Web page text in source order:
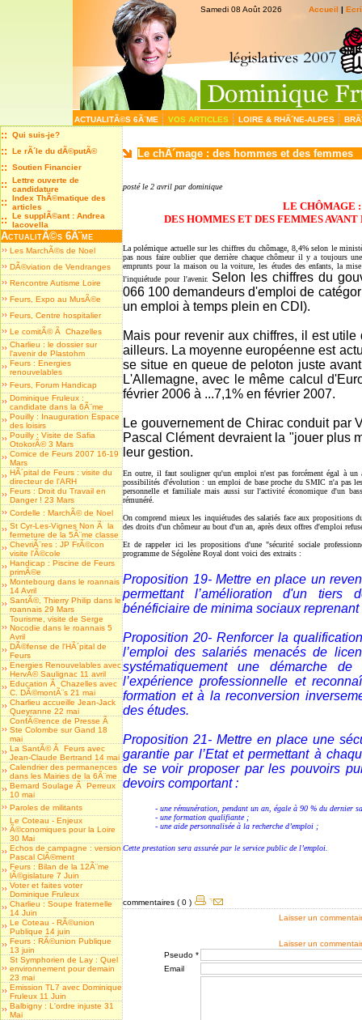
Samedi 08 Août 2026 Accueil |
ACTUALITÃ©S 6Ã¨ME VOS ARTICLES LOIRE & RHÃ´NE-ALPES
:: Qui suis-je?
:: Le rÃ´le du dÃ©putÃ©
:: Soutien Financier
::
Lettre ouverte de
candidature
::
Index ThÃ©matique des
articles
::
Le supplÃ©ant : Andrea
Iacovella
ActualitÃ©s 6Ã¨me
Les MarchÃ©s de Noel
DÃ©viation de Vendranges
Rencontre Autisme Loire
Feurs, Expo au MusÃ©e
Feurs, Centre hospitalier
Le comitÃ© Ã Chazelles
Charlieu : le dossier sur
l'avenir de Plastohm
Feurs : Energies
renouvelables
Feurs, Forum Handicap
Dominique Fruleux :
candidate dans la 6Ã¨me
Pouilly : Inauguration Espace
des loisirs
Pouilly : Visite de Safia
OtokorÃ© 3 Mars
Comice de Feurs 2007 16-19
Mars
HÃ´pital de Feurs : visite du
directeur de l'ARH
Feurs : Droit du Travail en
Danger ! 23 Mars
Cordelle : MarchÃ© de Noel
St Cyr-Les-Vignes Non Ã la
fermeture de la 5Ã¨me classe
ChevriÃ¨res : JP FrÃ©con
visite l'Ã©cole
Handicap : Piscine de Feurs
primÃ©e
Montebourg dans le roannais
14 Avril
SantÃ©, Thierry Philip dans le
roannais 29 Mars
Tourisme, visite de Serge
Nocodie dans le roannais 5
Avril
DÃ©fense de l'HÃ´pital de
Feurs
Energies Renouvelables avec
HervÃ© Saulignac 11 avril
Education Ã Chazelles avec
C. DÃ©montÃ¨s 21 mai
Charlieu accueille Jean-Jack
Queyranne 22 mai
ConfÃ©rence de Presse Ã
Ste Colombe sur Gand 18
mai
La SantÃ© Ã Feurs avec
Jean-Claude Bertrand 14 mai
Calendrier des permanences
dans les Mairies de la 6Ã¨me
Bernard Soulage Ã Perreux
10 mai
Paroles de militants
Le Coteau - Enjeux
Ã©conomiques pour la Loire
30 Mai
Echos de campagne : version
Pascal ClÃ©ment
Feurs : Bilan de la 12Ã¨me
lÃ©gislature 7 Juin
Voter et faites voter
Dominique Fruleux
Charlieu : Soupe fraternelle
14 Juin
Le Coteau - RÃ©union
Publique 14 juin
Feurs : RÃ©union Publique
13 juin
St Symphorien de Lay : Quel
environnement pour demain
23 mai
Emission TL7 avec Dominique
Fruleux 11 Juin
Balbigny : L'ordre injuste 31
Mai
Le chÃ´mage : des hommes et des femmes
posté le 2 avril par dominique
LE CHÔMAGE
DES HOMMES ET DES FEMMES
La polémique actuelle sur les chiffres du chômage, 8,4% selon le
pas nous faire oublier que derrière chaque chômeur il y a toujours
emprunts pour la maison ou la voiture, les études des enfants, la
l'inquiétude pour l'avenir. Selon les chiffres du
066 100 demandeurs d'emploi de
un emploi à temps plein en CDI).
Mais pour revenir aux chiffres, il est
ailleurs. La moyenne européenne est
se situe en queue de peloton juste
L'Allemagne, avec le même calcul
février 2006 à ...7,1% en février 2007.
Le gouvernement de Chirac conduit par
Pascal Clément devraient la "jouer plus
leur gestion.
En outre, il faut souligner qu'un emploi n'est pas forcément égal à un
possibilités d'évolution : un emploi de base proche du SMIC n'a pas
personnelle et familiale mais aussi sur l'activité économique d'un
rémunéré.
On comprend mieux les inquiétudes des salariés face aux propositions
des droits d'un chômeur au bout d'un an, après deux offres d'emploi
Et de rappeler ici les propositions d'une "sécurité sociale
programme de Ségolène Royal dont voici des extraits :
Proposition 19- Mettre en place un
permettant l’amélioration d'un
bénéficiaire de minima sociaux reprenant
Proposition 20- Renforcer la
l’emploi des salariés menacés de
systématiquement une démarche
l’expérience professionnelle et
formation et à la reconversion
des études.
Proposition 21- Mettre en place une
garantie par l’Etat et permettant à
de se voir proposer par les pouvoirs
devoirs comportant :
- une rémunération, pendant un an, égale à 90 % du dernier
- une formation qualifiante ;
- une aide personnalisée à la recherche d’emploi ;
Cette prestation sera assurée par le service public de l’emploi.
commentaires ( 0 )
Laisser un
Laisser un
Pseudo *
Email